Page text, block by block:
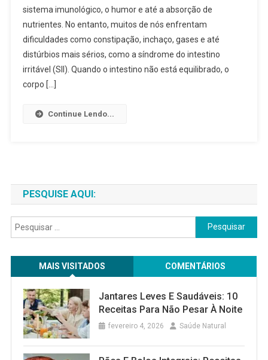
sistema imunológico, o humor e até a absorção de
nutrientes. No entanto, muitos de nós enfrentam
dificuldades como constipação, inchaço, gases e até
distúrbios mais sérios, como a síndrome do intestino
irritável (SII). Quando o intestino não está equilibrado, o
corpo […]
Continue Lendo...
PESQUISE AQUI:
Pesquisar
por:
MAIS VISITADOS COMENTÁRIOS
Jantares Leves E Saudáveis: 10
Receitas Para Não Pesar À Noite
fevereiro 4, 2026 Saúde Natural